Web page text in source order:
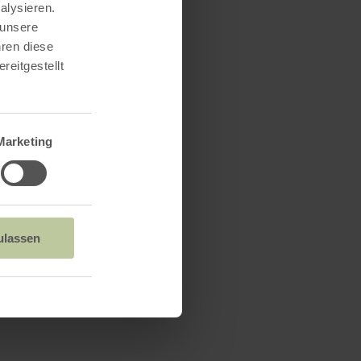
diese